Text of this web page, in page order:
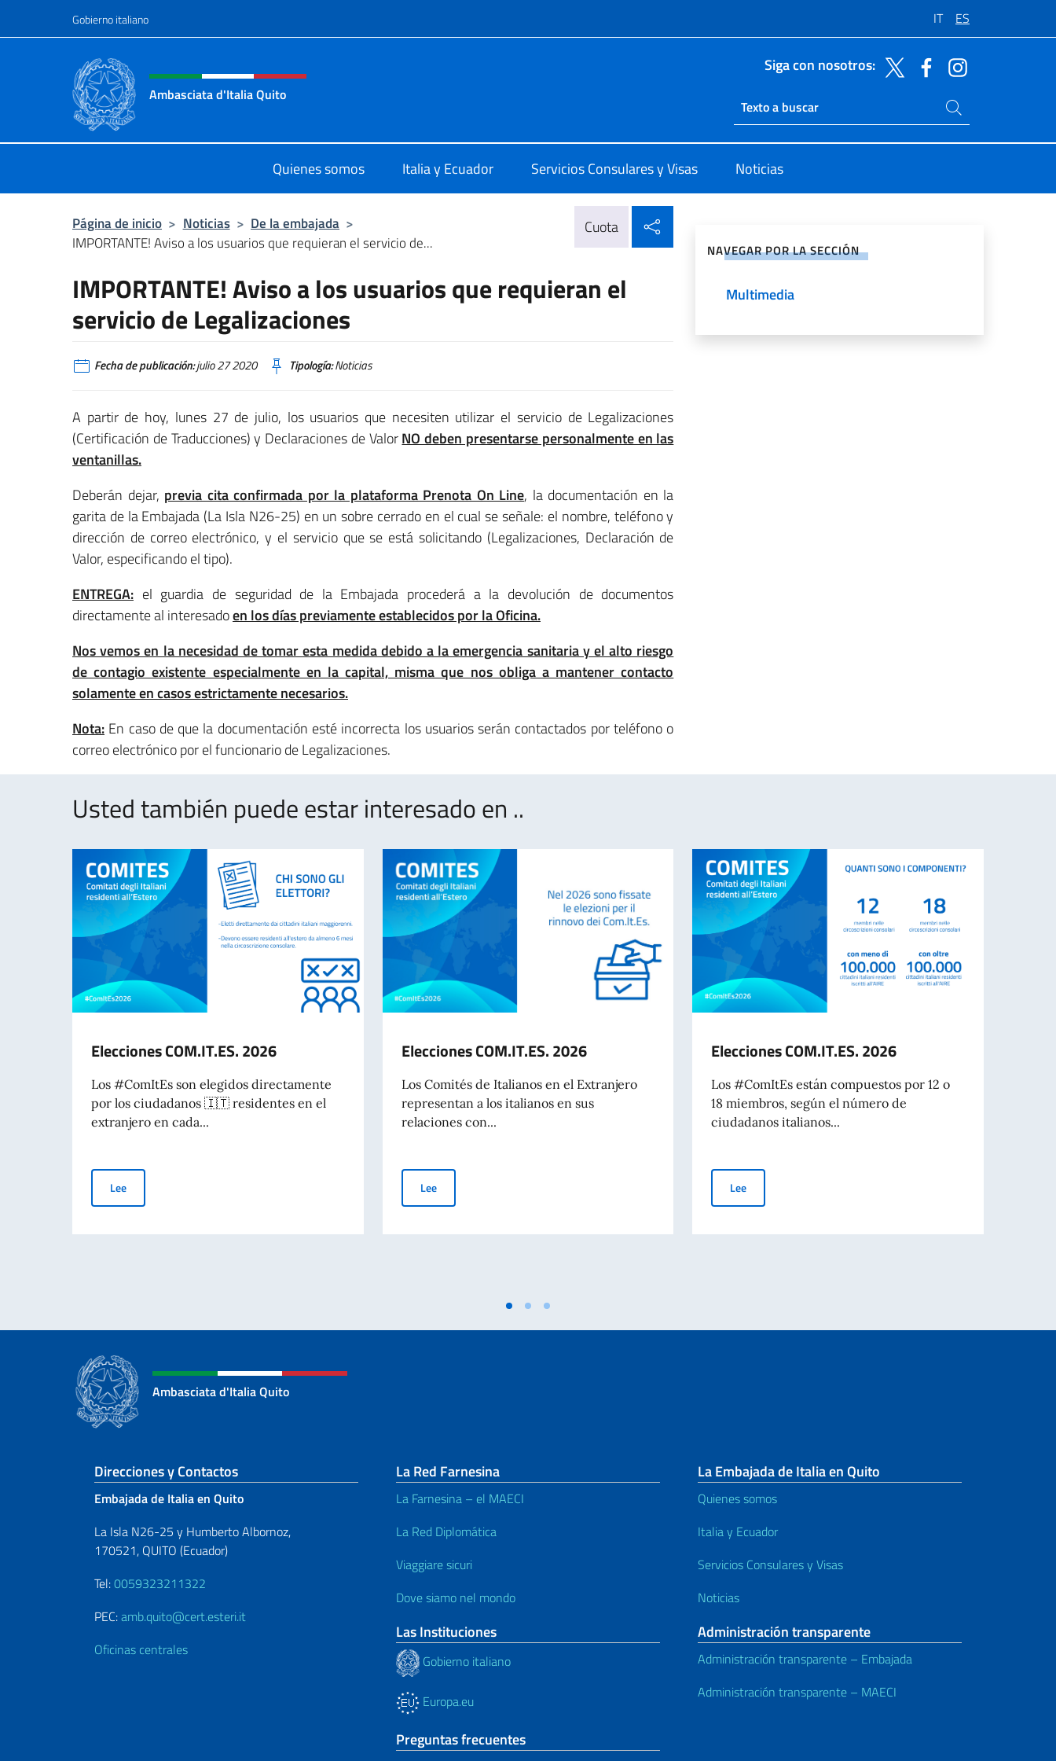
Gobierno italiano IT ES
Encabezado del sitio web, redes sociales y menú
Ambasciata d'Italia Quito
Siga con nosotros:
Ricerca sito live
Buscar en el sitio
Quienes somos Italia y Ecuador Servicios Consulares y Visas Noticias
Página de inicio > Noticias > De la embajada >
IMPORTANTE! Aviso a los usuarios que requieran el servicio de...
Cuota
IMPORTANTE! Aviso a los usuarios que requieran el
servicio de Legalizaciones
Fecha de publicación:julio 27 2020 Tipología:Noticias
A partir de hoy, lunes 27 de julio, los usuarios que necesiten utilizar el servicio de Legalizaciones
(Certificación de Traducciones) y Declaraciones de ValorNO deben presentarse personalmente en las
ventanillas.
Deberán dejar, previa cita confirmada por la plataforma Prenota On Line, la documentación en la
garita de la Embajada (La Isla N26-25) en un sobre cerrado en el cual se señale: el nombre, teléfono y
dirección de correo electrónico, y el servicio que se está solicitando (Legalizaciones, Declaración de
Valor, especificando el tipo).
ENTREGA: el guardia de seguridad de la Embajada procederá a la devolución de documentos
directamente al interesadoen los días previamente establecidos por la Oficina.
Nos vemos en la necesidad de tomar esta medida debido a la emergencia sanitaria y el alto riesgo
de contagio existente especialmente en la capital, misma que nos obliga a mantener contacto
solamente en casos estrictamente necesarios.
Nota: En caso de que la documentación esté incorrecta los usuarios serán contactados por teléfono o
correo electrónico por el funcionario de Legalizaciones.
NAVEGAR POR LA SECCIÓN
Multimedia
Usted también puede estar interesado en ..
Elecciones COM.IT.ES. 2026
Los #ComItEs son elegidos directamente
por los ciudadanos 🇮🇹 residentes en el
extranjero en cada...
LeeElecciones COM.IT.ES. 2026
Elecciones COM.IT.ES. 2026
Los Comités de Italianos en el Extranjero
representan a los italianos en sus
relaciones con...
LeeElecciones COM.IT.ES. 2026
Elecciones COM.IT.ES. 2026
Los #ComItEs están compuestos por 12 o
18 miembros, según el número de
ciudadanos italianos...
LeeElecciones COM.IT.ES. 2026
Ambasciata d'Italia Quito
Sezione footer
Direcciones y Contactos
Embajada de Italia en Quito
La Isla N26-25 y Humberto Albornoz,
170521, QUITO (Ecuador)
Tel:0059323211322
PEC:amb.quito@cert.esteri.it
Oficinas centrales
La Red Farnesina
La Farnesina – el MAECI
La Red Diplomática
Viaggiare sicuri
Dove siamo nel mondo
Las Instituciones
Gobierno italiano
Europa.eu
Preguntas frecuentes
La Embajada de Italia en Quito
Quienes somos
Italia y Ecuador
Servicios Consulares y Visas
Noticias
Administración transparente
Administración transparente – Embajada
Administración transparente – MAECI